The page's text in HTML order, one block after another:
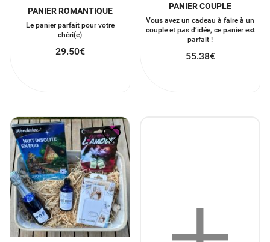
PANIER ROMANTIQUE
Le panier parfait pour votre
chéri(e)
29.50€
PANIER COUPLE
Vous avez un cadeau à faire à un
couple et pas d’idée, ce panier est
parfait !
55.38€
113.63€